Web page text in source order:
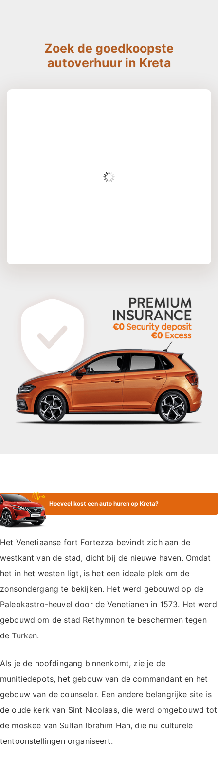
Zoek de goedkoopste
autoverhuur in Kreta
Hoeveel kost een auto huren op Kreta?
Het Venetiaanse fort Fortezza bevindt zich aan de
westkant van de stad, dicht bij de nieuwe haven. Omdat
het in het westen ligt, is het een ideale plek om de
zonsondergang te bekijken. Het werd gebouwd op de
Paleokastro-heuvel door de Venetianen in 1573. Het werd
gebouwd om de stad Rethymnon te beschermen tegen
de Turken.
Als je de hoofdingang binnenkomt, zie je de
munitiedepots, het gebouw van de commandant en het
gebouw van de counselor. Een andere belangrijke site is
de oude kerk van Sint Nicolaas, die werd omgebouwd tot
de moskee van Sultan Ibrahim Han, die nu culturele
tentoonstellingen organiseert.